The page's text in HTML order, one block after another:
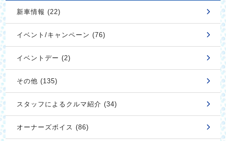
新車情報 (22)
イベント/キャンペーン (76)
イベントデー (2)
その他 (135)
スタッフによるクルマ紹介 (34)
オーナーズボイス (86)